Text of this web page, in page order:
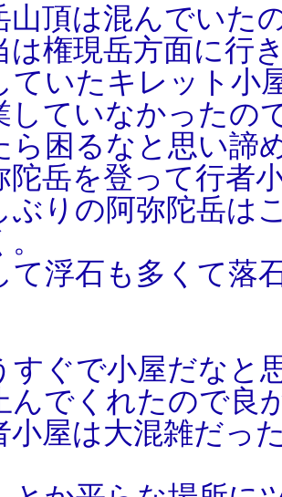
山頂は混んでいた
は権現岳方面に行
ていたキレット小
していなかったの
ら困るなと思い諦
陀岳を登って行者
ぶりの阿弥陀岳は
て浮石も多くて落
すぐで小屋だなと
んでくれたので良
小屋は大混雑だっ